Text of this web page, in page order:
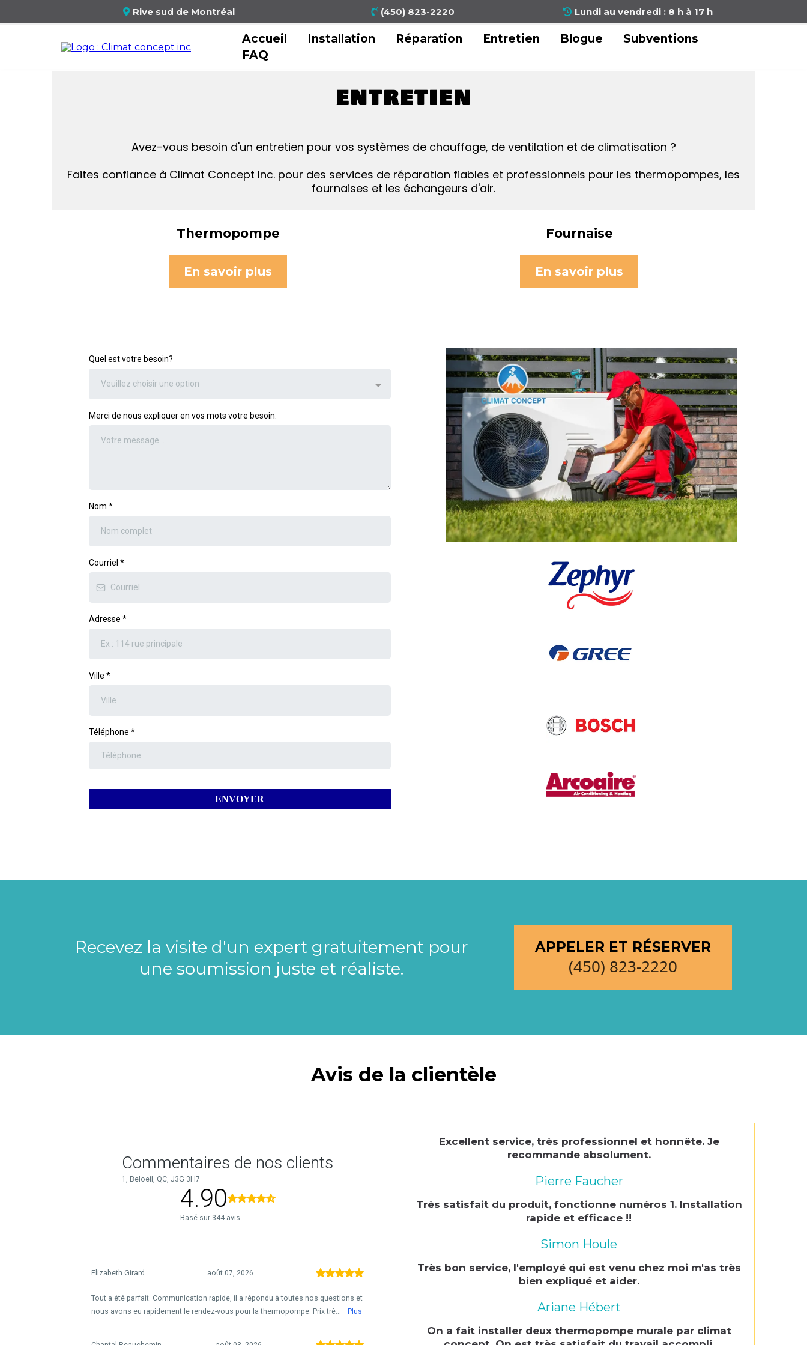
Rive sud de Montréal (450) 823-2220 Lundi au vendredi : 8 h à 17 h
Accueil Installation Réparation Entretien Blogue
Subventions
FAQ
ENTRETIEN
Avez-vous besoin d'un entretien pour vos systèmes de chauffage, de ventilation et de climatisation ?
Faites confiance à Climat Concept Inc. pour des services de réparation fiables et professionnels pour les thermopompes, les
fournaises et les échangeurs d'air.
Thermopompe
En savoir plus
Fournaise
En savoir plus
Quel est votre besoin?
Veuillez choisir une option
Merci de nous expliquer en vos mots votre besoin.
Nom *
Courriel *
Adresse *
Ville *
Téléphone *
ENVOYER
Recevez la visite d'un expert gratuitement pour
une soumission juste et réaliste.
APPELER ET RÉSERVER
(450) 823-2220
Avis de la clientèle
Excellent service, très professionnel et honnête. Je
recommande absolument.
Pierre Faucher
Très satisfait du produit, fonctionne numéros 1. Installation
rapide et efficace !!
Simon Houle
Très bon service, l'employé qui est venu chez moi m'as très
bien expliqué et aider.
Ariane Hébert
On a fait installer deux thermopompe murale par climat